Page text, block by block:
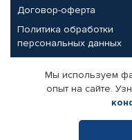
Договор-оферта
Политика обработки
персональных данных
Партнерам
Корпоративным
Поставщикам
Мы используем
опыт на сайте.